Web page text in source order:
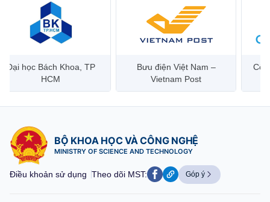
Đại học Bách Khoa, TP
HCM
Bưu điện Việt Nam –
Vietnam Post
BỘ KHOA HỌC VÀ CÔNG NGHỆ
MINISTRY OF SCIENCE AND TECHNOLOGY
Điều khoản sử dụng Theo dõi MST: Góp ý